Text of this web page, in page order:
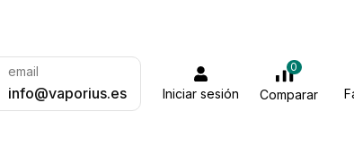
email
info@vaporius.es Iniciar sesión
0
Comparar